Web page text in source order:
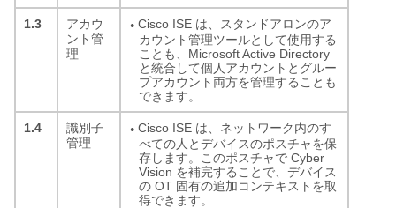
1.3
アカウ
ント管
理
● Cisco ISE は、スタンドアロンのア
カウント管理ツールとして使用する
ことも、Microsoft Active Directory
と統合して個人アカウントとグルー
プアカウント両方を管理することも
できます。
1.4
識別子
管理
● Cisco ISE は、ネットワーク内のす
べての人とデバイスのポスチャを保
存します。このポスチャで Cyber
Vision を補完することで、デバイス
の OT 固有の追加コンテキストを取
得できます。